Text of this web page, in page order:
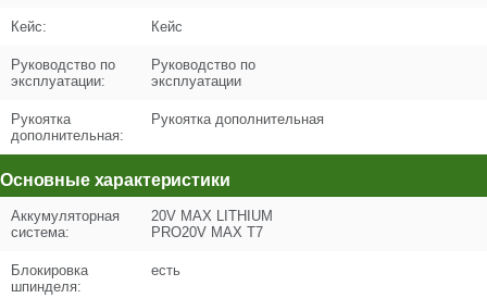
Название
Шестерня солнечная 3 ступени
N000-029-918
Кол-во по схеме
Кейс: Кейс
Руководство по
эксплуатации:
Руководство по
эксплуатации
Рукоятка
дополнительная:
Рукоятка дополнительная
Основные характеристики
Аккумуляторная
система:
20V MAX LITHIUM
PRO20V MAX T7
Блокировка
шпинделя:
есть